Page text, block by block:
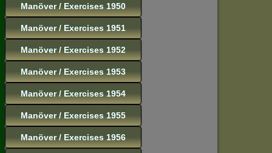
Manöver / Exercises 1950
Manöver / Exercises 1951
Manöver / Exercises 1952
Manöver / Exercises 1953
Manöver / Exercises 1954
Manöver / Exercises 1955
Manöver / Exercises 1956